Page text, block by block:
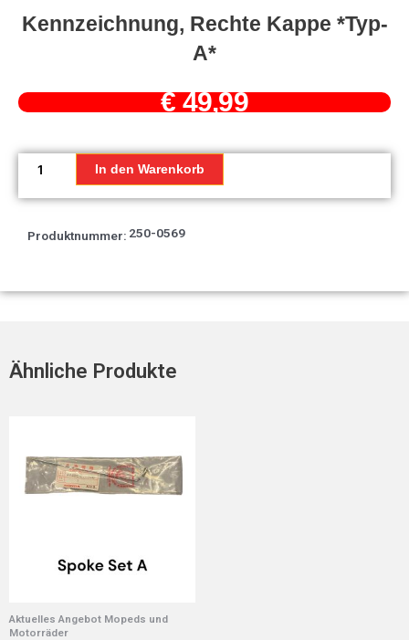
Kennzeichnung, Rechte Kappe *Typ-
A*
€49,99
Kennzeichnung,
rechte
*Typ-
In den Warenkorb
Produktnummer: 250-0569
Ähnliche Produkte
Aktuelles Angebot Mopeds und
Motorräder